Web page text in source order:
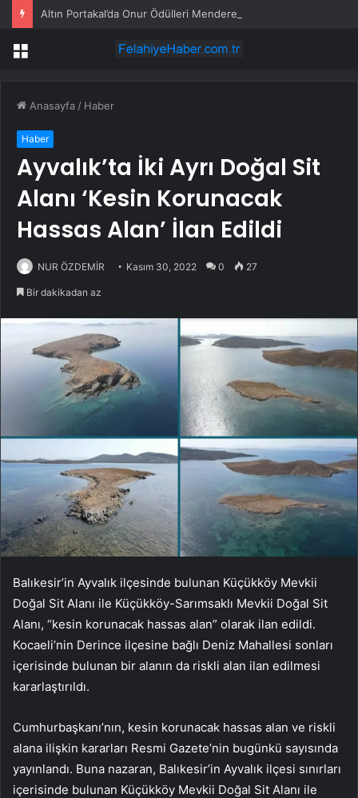
Menü
Anasayfa / Haber
Haber
Ayvalık’ta İki Ayrı Doğal Sit
Alanı ‘Kesin Korunacak
Hassas Alan’ İlan Edildi
NUR ÖZDEMİR Kasım 30, 2022 0 27
Bir dakikadan az
Balıkesir’in Ayvalık ilçesinde bulunan Küçükköy Mevkii
Doğal Sit Alanı ile Küçükköy-Sarımsaklı Mevkii Doğal Sit
Alanı, “kesin korunacak hassas alan” olarak ilan edildi.
Kocaeli’nin Derince ilçesine bağlı Deniz Mahallesi sonları
içerisinde bulunan bir alanın da riskli alan ilan edilmesi
kararlaştırıldı.
Cumhurbaşkanı’nın, kesin korunacak hassas alan ve riskli
alana ilişkin kararları Resmi Gazete’nin bugünkü sayısında
yayınlandı. Buna nazaran, Balıkesir’in Ayvalık ilçesi sınırları
içerisinde bulunan Küçükköy Mevkii Doğal Sit Alanı ile